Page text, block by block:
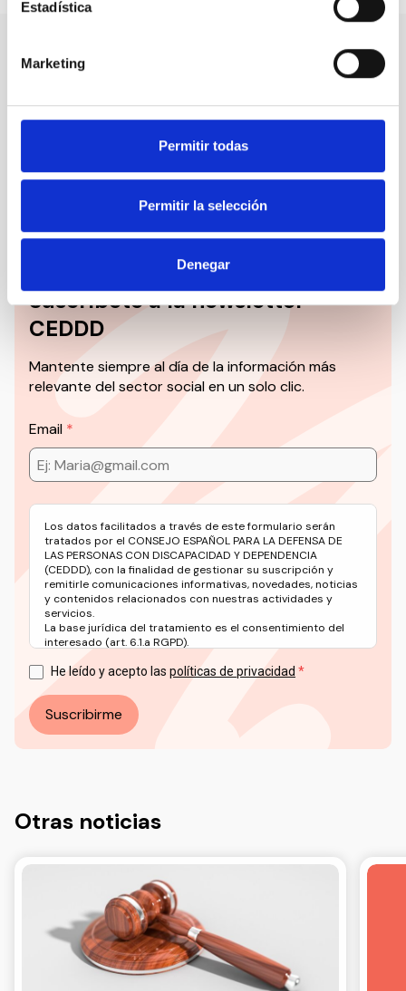
Estadística
Marketing
Permitir todas
Permitir la selección
Denegar
Nuestro canal de Youtube
Todas las jornadas CEDDD, el podcast ‘El Rincón
Social’ y mucho más en formato audiovisual a un
Suscríbete a la newsletter
CEDDD
Mantente siempre al día de la información más
relevante del sector social en un solo clic.
Email
Los datos facilitados a través de este formulario serán
tratados por el CONSEJO ESPAÑOL PARA LA DEFENSA DE
LAS PERSONAS CON DISCAPACIDAD Y DEPENDENCIA
(CEDDD), con la finalidad de gestionar su suscripción y
remitirle comunicaciones informativas, novedades, noticias
y contenidos relacionados con nuestras actividades y
servicios.
La base jurídica del tratamiento es el consentimiento del
interesado (art. 6.1.a RGPD).
datos a través del correo electrónico: info@ceddd.org
He leído y acepto las políticas de privacidad
Suscribirme
Otras noticias